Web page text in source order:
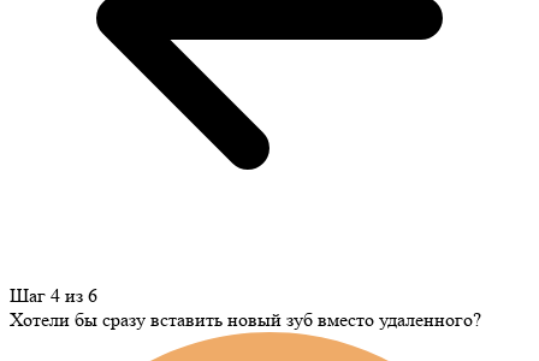
Шаг 4 из 6
Хотели бы сразу вставить новый зуб вместо удаленного?